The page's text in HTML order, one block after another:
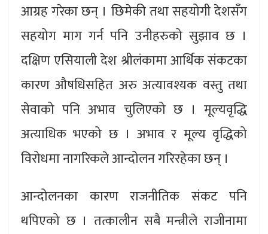
आग्रह गरेका छन् । छिमेकी तथा सहयोगी देशसँग
सहयोग माग गर्न पनि उनीहरुको सुझाव छ ।
दक्षिण एसियाली देश श्रीलंकामा आर्थिक संकटका
कारण औषधिसहित अरु अत्यावश्यक वस्तु तथा
सेवाको पनि अभाव चुलिएको छ । मूल्यवृद्धि
अत्याधिक भएको छ । अभाव र मूल्य वृद्धिको
विरोधमा नागरिकले आन्दोलन गरिरहेका छन् ।
आन्दोलनका कारण राजनीतिक संकट पनि
थपिएको छ । तत्कालीन सबै मन्त्रीले राजीनामा